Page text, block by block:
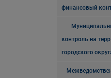
финансовый
контроль на
городского